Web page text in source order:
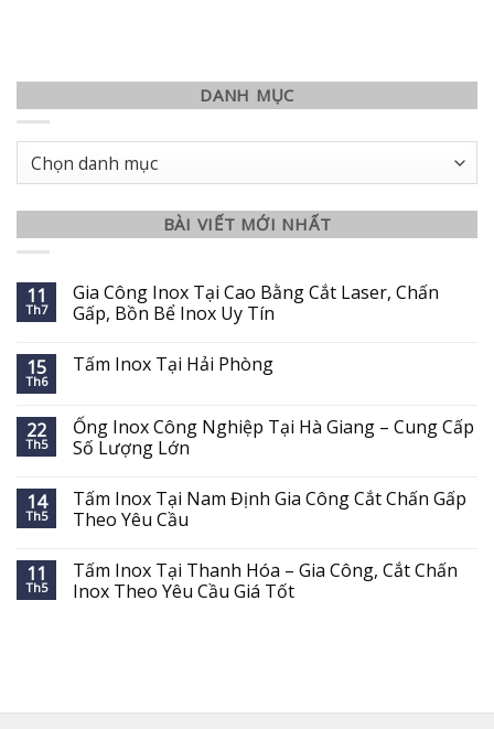
DANH MỤC
Danh
mục
BÀI VIẾT MỚI NHẤT
11
Th7
Gia Công Inox Tại Cao Bằng Cắt Laser, Chấn
Gấp, Bồn Bể Inox Uy Tín
15
Th6
Tấm Inox Tại Hải Phòng
22
Th5
Ống Inox Công Nghiệp Tại Hà Giang – Cung Cấp
Số Lượng Lớn
14
Th5
Tấm Inox Tại Nam Định Gia Công Cắt Chấn Gấp
Theo Yêu Cầu
11
Th5
Tấm Inox Tại Thanh Hóa – Gia Công, Cắt Chấn
Inox Theo Yêu Cầu Giá Tốt